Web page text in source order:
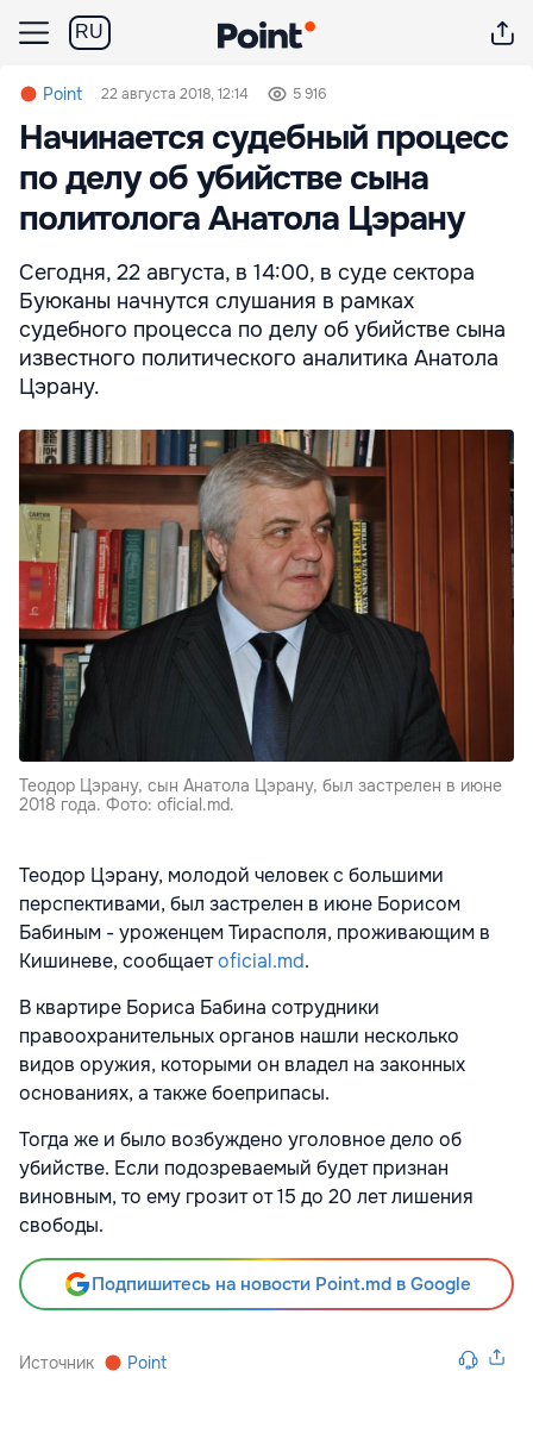
RU
Point 22 августа 2018, 12:14 5 916
Начинается судебный процесс
по делу об убийстве сына
политолога Анатола Цэрану
Сегодня, 22 августа, в 14:00, в суде сектора
Буюканы начнутся слушания в рамках
судебного процесса по делу об убийстве сына
известного политического аналитика Анатола
Цэрану.
Теодор Цэрану, сын Анатола Цэрану, был застрелен в июне
2018 года. Фото: oficial.md.
Теодор Цэрану, молодой человек с большими
перспективами, был застрелен в июне Борисом
Бабиным - уроженцем Тирасполя, проживающим в
Кишиневе, сообщаетoficial.md.
В квартире Бориса Бабина сотрудники
правоохранительных органов нашли несколько
видов оружия, которыми он владел на законных
основаниях, а также боеприпасы.
Тогда же и было возбуждено уголовное дело об
убийстве. Если подозреваемый будет признан
виновным, то ему грозит от 15 до 20 лет лишения
свободы.
Подпишитесь на новости Point.md в Google
Источник Point